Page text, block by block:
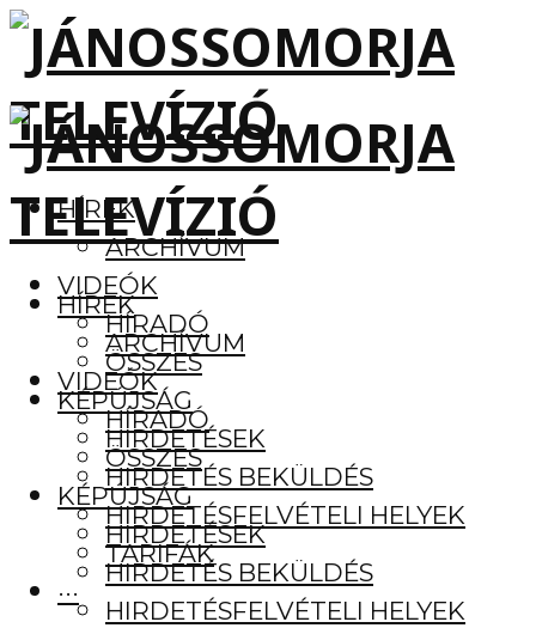
HÍREK
ARCHÍVUM
VIDEÓK
HÍRADÓ
ÖSSZES
KÉPÚJSÁG
HIRDETÉSEK
HIRDETÉS BEKÜLDÉS
HIRDETÉSFELVÉTELI HELYEK
TARIFÁK
···
HÍREK
ARCHÍVUM
VIDEÓK
HÍRADÓ
ÖSSZES
KÉPÚJSÁG
HIRDETÉSEK
HIRDETÉS BEKÜLDÉS
HIRDETÉSFELVÉTELI HELYEK